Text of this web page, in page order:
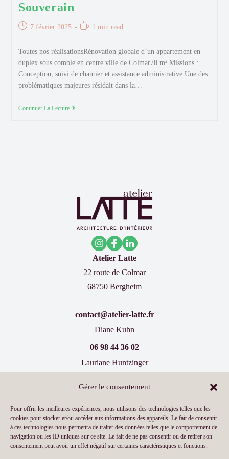
Gérer le consentement
Pour offrir les meilleures expériences, nous utilisons des technologies telles que les
cookies pour stocker et/ou accéder aux informations des appareils. Le fait de consentir
à ces technologies nous permettra de traiter des données telles que le comportement de
navigation ou les ID uniques sur ce site. Le fait de ne pas consentir ou de retirer son
consentement peut avoir un effet négatif sur certaines caractéristiques et fonctions.
Souverain
Publication
7 février 2025
Temps
lecture :
1 min read
Toutes nos réalisationsRénovation globale d’un appartement en
duplex sous comble en centre ville de Colmar70 m² Missions :
Conception, suivi de chantier et assistance administrative.Une des
problématiques majeures résidait dans la…
Continuer La LectureSouverain
Atelier Latte
22 route de Colmar
68750 Bergheim
contact@atelier-latte.fr
Diane Kuhn
06 98 44 36 02
Lauriane Huntzinger